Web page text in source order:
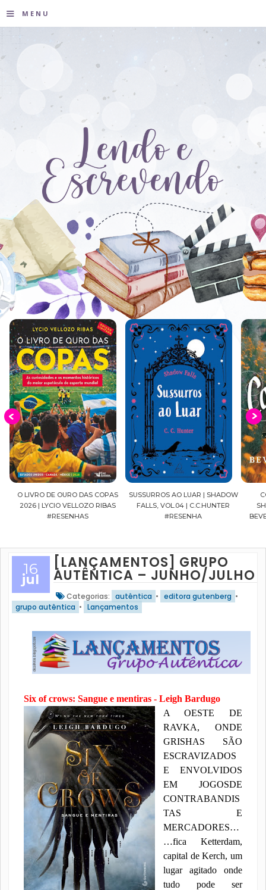
≡ MENU
O LIVRO DE OURO DAS COPAS
2026 | LYCIO VELLOZO RIBAS
#RESENHAS
SUSSURROS AO LUAR | SHADOW
FALLS, VOL.04 | C.C.HUNTER
#RESENHA
16
jul
[LANÇAMENTOS] GRUPO
AUTÊNTICA – JUNHO/JULHO
Categorias: autêntica • editora gutenberg •
grupo autêntica • Lançamentos
Six of crows: Sangue e mentiras - Leigh Bardugo
A OESTE DE
RAVKA, ONDE
GRISHAS SÃO
ESCRAVIZADOS
E ENVOLVIDOS
EM JOGOSDE
CONTRABANDIS
TAS E
MERCADORES…
…fica Ketterdam,
capital de Kerch, um
lugar agitado onde
tudo pode ser